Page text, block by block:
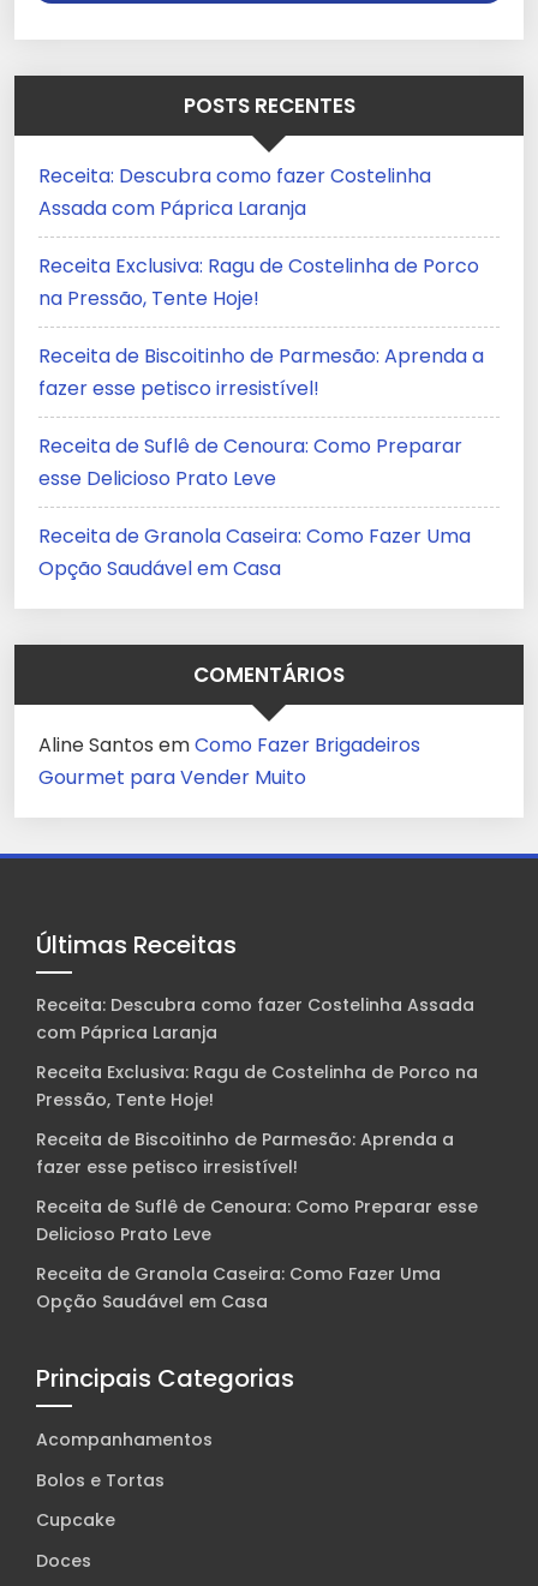
POSTS RECENTES
Receita: Descubra como fazer Costelinha
Assada com Páprica Laranja
Receita Exclusiva: Ragu de Costelinha de Porco
na Pressão, Tente Hoje!
Receita de Biscoitinho de Parmesão: Aprenda a
fazer esse petisco irresistível!
Receita de Suflê de Cenoura: Como Preparar
esse Delicioso Prato Leve
Receita de Granola Caseira: Como Fazer Uma
Opção Saudável em Casa
COMENTÁRIOS
Aline Santos emComo Fazer Brigadeiros
Gourmet para Vender Muito
Últimas Receitas
Receita: Descubra como fazer Costelinha Assada
com Páprica Laranja
Receita Exclusiva: Ragu de Costelinha de Porco na
Pressão, Tente Hoje!
Receita de Biscoitinho de Parmesão: Aprenda a
fazer esse petisco irresistível!
Receita de Suflê de Cenoura: Como Preparar esse
Delicioso Prato Leve
Receita de Granola Caseira: Como Fazer Uma
Opção Saudável em Casa
Principais Categorias
Acompanhamentos
Bolos e Tortas
Cupcake
Doces